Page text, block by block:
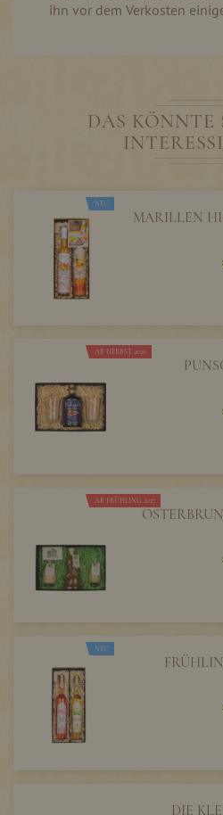
ihn vor dem Verkosten
DAS KÖNNTE
NEU
MARILLEN
AB HERBST 2026
AB FRÜHLING 2027
NEU
DIE